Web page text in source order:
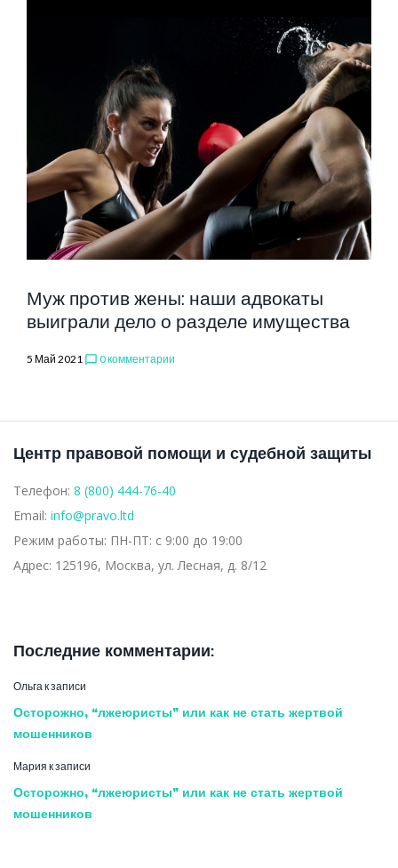
Муж против жены: наши адвокаты
выиграли дело о разделе имущества
5 Май 2021 chat_bubble_outline 0 комментарии
Центр правовой помощи и судебной защиты
Телефон: 8 (800) 444-76-40
Email: info@pravo.ltd
Режим работы: ПН-ПТ: с 9:00 до 19:00
Адрес: 125196, Москва, ул. Лесная, д. 8/12
Последние комментарии:
Ольгак записи
Осторожно, “лжеюристы” или как не стать жертвой
мошенников
Мария к записи
Осторожно, “лжеюристы” или как не стать жертвой
мошенников